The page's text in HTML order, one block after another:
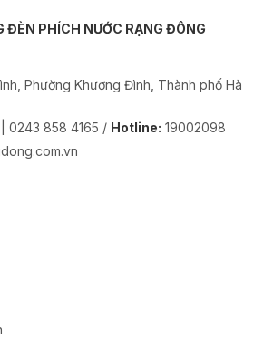
ĐÈN PHÍCH NƯỚC RẠNG ĐÔNG
Phường Khương Đình, Thành phố Hà
0243 858 4165 / Hotline: 19002098